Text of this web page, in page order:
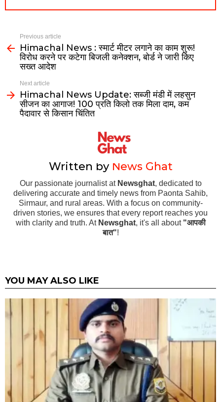
Previous article
Himachal News : स्मार्ट मीटर लगाने का काम शुरू!
विरोध करने पर कटेगा बिजली कनेक्शन, बोर्ड ने जारी किए
सख्त आदेश
Next article
Himachal News Update: सब्जी मंडी में लहसुन
सीजन का आगाज! ₹100 प्रति किलो तक मिला दाम, कम
पैदावार से किसान चिंतित
Written by News Ghat
Our passionate journalist at Newsghat, dedicated to
delivering accurate and timely news from Paonta Sahib,
Sirmaur, and rural areas. With a focus on community-
driven stories, we ensures that every report reaches you
with clarity and truth. At Newsghat, it's all about "आपकी
बात"!
YOU MAY ALSO LIKE